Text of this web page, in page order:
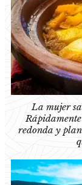
La mujer
redonda y